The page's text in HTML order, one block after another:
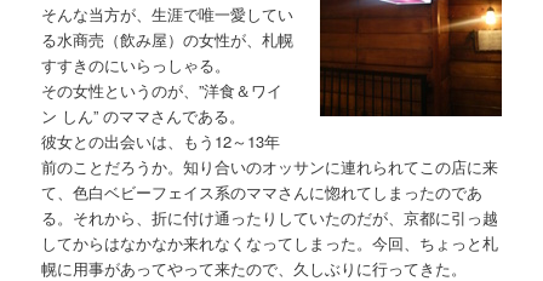
そんな当方が、生涯で唯一愛してい
る水商売（飲み屋）の女性が、札幌
すすきのにいらっしゃる。
その女性というのが、”洋食＆ワイ
ン しん” のママさんである。
彼女との出会いは、もう12～13年
前のことだろうか。知り合いのオッサンに連れられてこの店に来
て、色白ベビーフェイス系のママさんに惚れてしまったのであ
る。それから、折に付け通ったりしていたのだが、京都に引っ越
してからはなかなか来れなくなってしまった。今回、ちょっと札
幌に用事があってやって来たので、久しぶりに行ってきた。